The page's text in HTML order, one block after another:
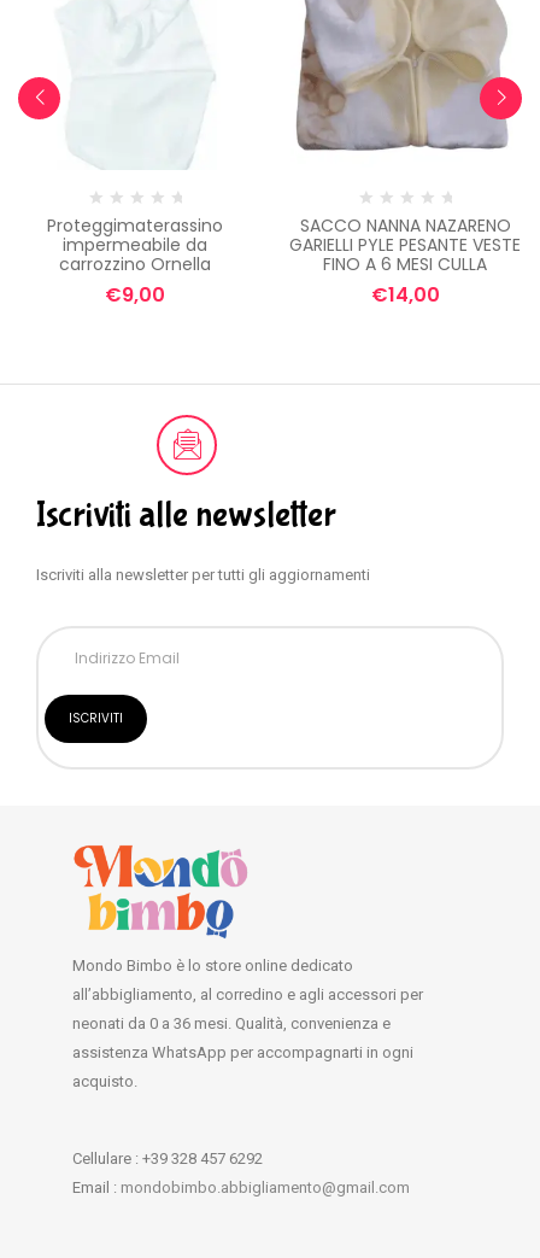
Proteggimaterassino
impermeabile da
carrozzino Ornella
€9,00
SACCO NANNA NAZARENO
GARIELLI PYLE PESANTE VESTE
FINO A 6 MESI CULLA
€14,00
Iscriviti alle newsletter
Iscriviti alla newsletter per tutti gli aggiornamenti
Mondo Bimbo è lo store online dedicato
all’abbigliamento, al corredino e agli accessori per
neonati da 0 a 36 mesi. Qualità, convenienza e
assistenza WhatsApp per accompagnarti in ogni
acquisto.
Cellulare : +39 328 457 6292
Email : mondobimbo.abbigliamento@gmail.com